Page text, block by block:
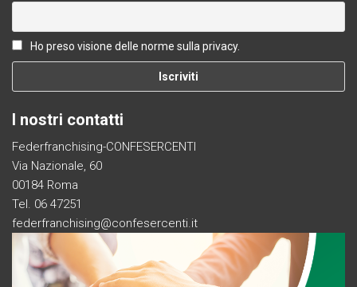
Ho preso visione delle norme sulla privacy.
I nostri contatti
Federfranchising-CONFESERCENTI
Via Nazionale, 60
00184 Roma
Tel. 06 47251
federfranchising@confesercenti.it